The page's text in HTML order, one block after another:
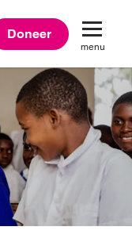
Doneer
menu